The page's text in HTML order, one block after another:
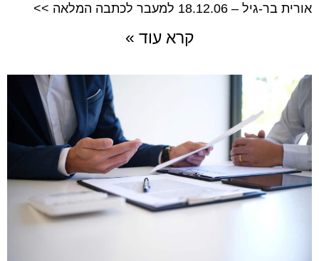
אורית בר-גיל – 18.12.06 למעבר לכתבה המלאה >>
קרא עוד »